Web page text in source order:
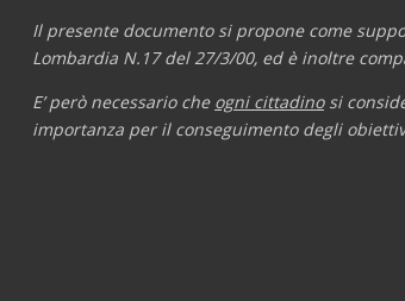
Il presente documento si propone come
Lombardia N.17 del 27/3/00, ed è inoltre
E’ però necessario che ogni cittadinosi
importanza per il conseguimento degli